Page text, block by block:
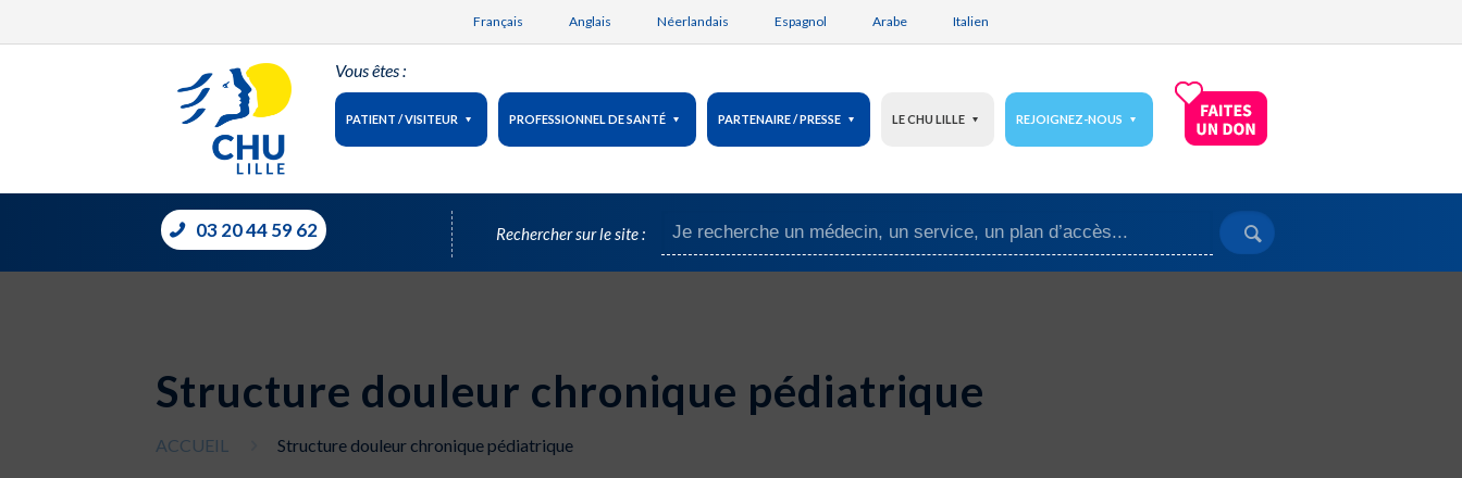
Français Anglais Néerlandais Espagnol Arabe Italien
Vous êtes :
PATIENT / VISITEUR PROFESSIONNEL DE SANTÉ PARTENAIRE / PRESSE LE CHU LILLE REJOIGNEZ-NOUS
03 20 44 59 62 Rechercher sur le site :
Structure douleur chronique pédiatrique
ACCUEIL Structure douleur chronique pédiatrique